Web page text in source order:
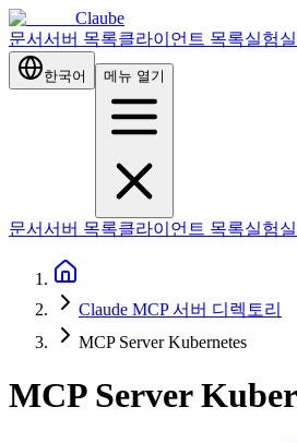
Claube
문서서버 목록클라이언트 목록실험실
한국어 메뉴 열기
문서서버 목록클라이언트 목록실험실
Claude MCP 서버 디렉토리
MCP Server Kubernetes
MCP Server